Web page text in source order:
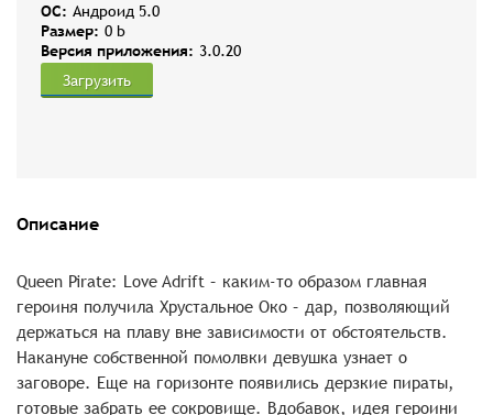
OC: Андроид 5.0
Размер: 0 b
Версия приложения: 3.0.20
Загрузить
Описание
Queen Pirate: Love Adrift – каким-то образом главная
героиня получила Хрустальное Око – дар, позволяющий
держаться на плаву вне зависимости от обстоятельств.
Накануне собственной помолвки девушка узнает о
заговоре. Еще на горизонте появились дерзкие пираты,
готовые забрать ее сокровище. Вдобавок, идея героини